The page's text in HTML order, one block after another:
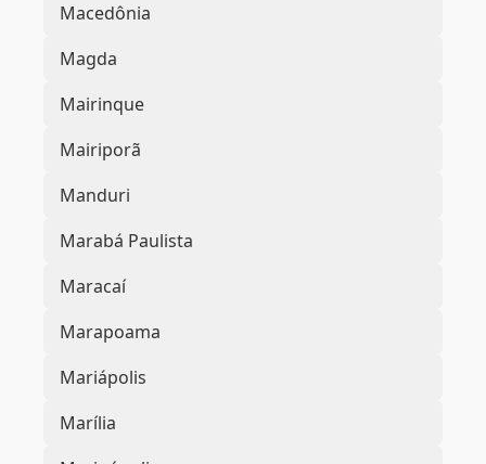
Macedônia
Magda
Mairinque
Mairiporã
Manduri
Marabá Paulista
Maracaí
Marapoama
Mariápolis
Marília